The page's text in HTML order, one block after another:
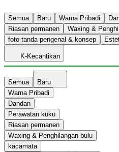
Semua Baru Warna Pribadi
Riasan permanen
Waxing &
foto tanda pengenal & konsep
K-Kecantikan
Semua
Baru
Warna Pribadi
Dandan
Perawatan kuku
Riasan permanen
Waxing & Penghilangan bulu
kacamata